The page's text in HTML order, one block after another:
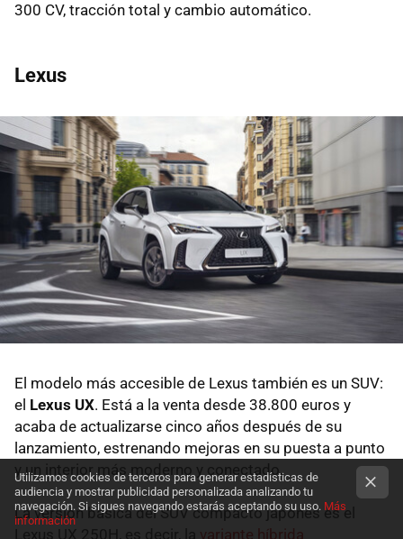
300 CV, tracción total y cambio automático.
Lexus
El modelo más accesible de Lexus también es un SUV:
el Lexus UX. Está a la venta desde 38.800 euros y
acaba de actualizarse cinco años después de su
lanzamiento, estrenando mejoras en su puesta a punto
y un interior más moderno y conectado.
La versión básica del SUV compacto japonés es el
Lexus UX 250H, es decir, la variante híbrida
Utilizamos cookies de terceros para generar estadísticas de
audiencia y mostrar publicidad personalizada analizando tu
navegación. Si sigues navegando estarás aceptando su uso. Más
información